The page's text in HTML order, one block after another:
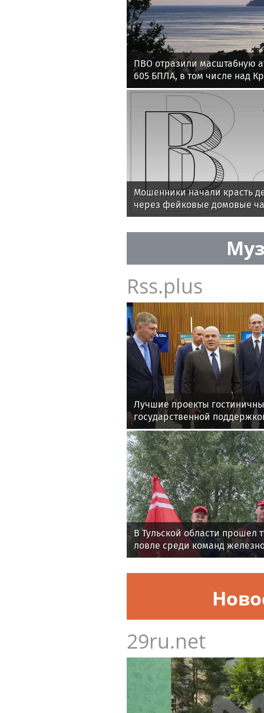
ПВО отразили масштабную
605 БПЛА, в том числе над
акваториями морей
Мошенники начали красть
через фейковые домовые
Rss.plus
Лучшие проекты
государственной
Четырехзвездный
«Cosmos Selection Внуково
номеров открылся в Москве
аэропортом. Комплекс
В Тульской области прошел
ловле среди команд
29ru.net